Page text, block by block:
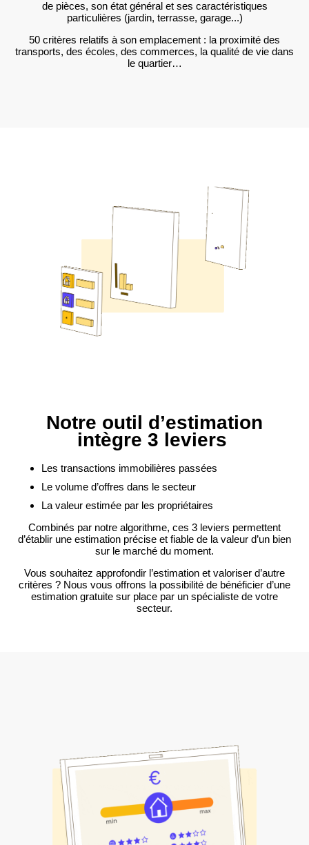
de pièces, son état général et ses caractéristiques
particulières (jardin, terrasse, garage...)
50 critères relatifs à son emplacement : la proximité des
transports, des écoles, des commerces, la qualité de vie dans
le quartier…
Notre outil d’estimation
intègre 3 leviers
Les transactions immobilières passées
Le volume d’offres dans le secteur
La valeur estimée par les propriétaires
Combinés par notre algorithme, ces 3 leviers permettent
d’établir une estimation précise et fiable de la valeur d’un bien
sur le marché du moment.
Vous souhaitez approfondir l’estimation et valoriser d’autre
critères ? Nous vous offrons la possibilité de bénéficier d’une
estimation gratuite sur place par un spécialiste de votre
secteur.